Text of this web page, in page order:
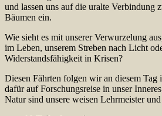
und lassen uns auf die uralte Verbindung
Bäumen ein.
Wie sieht es mit unserer Verwurzelung
im Leben, unserem Streben nach Licht
Widerstandsfähigkeit in Krisen?
Diesen Fährten folgen wir an diesem Tag
dafür auf Forschungsreise in unser
Natur sind unsere weisen Lehrmeister